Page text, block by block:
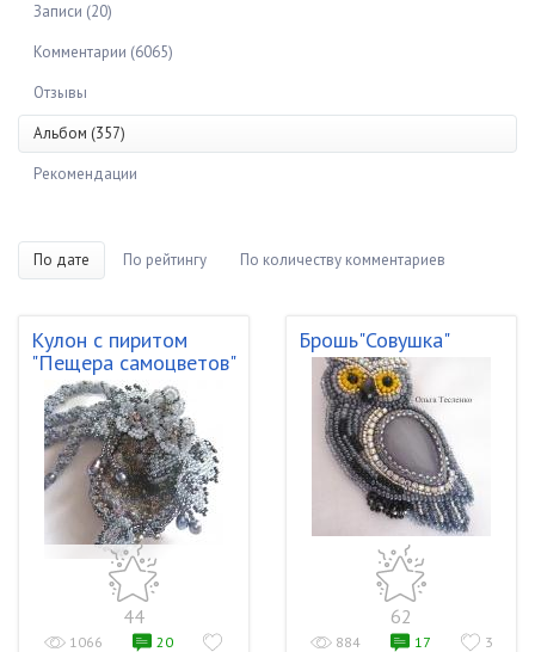
Записи (20)
Комментарии (6065)
Отзывы
Альбом (357)
Рекомендации
По дате По рейтингу По количеству комментариев
Кулон с пиритом
"Пещера самоцветов"
44
1066 20
Брошь"Совушка"
62
884 17 3